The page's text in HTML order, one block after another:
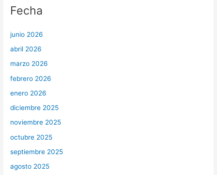
Fecha
junio 2026
abril 2026
marzo 2026
febrero 2026
enero 2026
diciembre 2025
noviembre 2025
octubre 2025
septiembre 2025
agosto 2025